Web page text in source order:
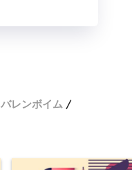
バレンボイム